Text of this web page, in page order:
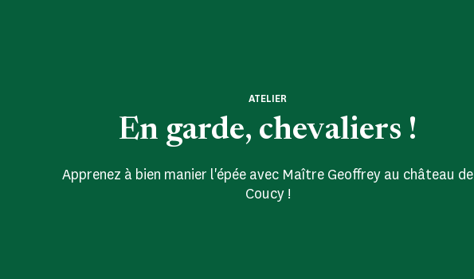
En garde, chevaliers !
ATELIER
Apprenez à bien manier l'épée avec Maître Geoffrey au château de
Coucy !